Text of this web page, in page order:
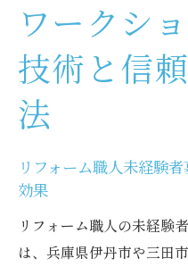
ワークシ
技術と信
法
リフォーム職人未経験
効果
リフォーム職人の未経験
は、兵庫県伊丹市や三田